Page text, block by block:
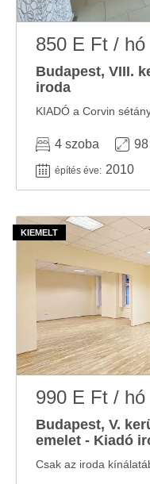
850 E Ft / hó
Budapest, VIII.
iroda
4 szoba
építés éve: 2010
990 E Ft / hó
Budapest, V.
emelet - Kiadó